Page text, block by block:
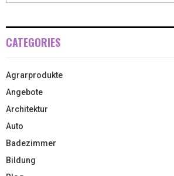
CATEGORIES
Agrarprodukte
Angebote
Architektur
Auto
Badezimmer
Bildung